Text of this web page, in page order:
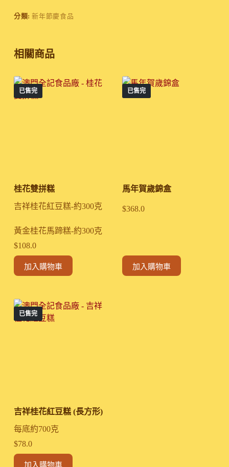
分類:新年節慶食品
相關商品
已售完
桂花雙拼糕
吉祥桂花紅豆糕-約300克
黃金桂花馬蹄糕-約300克
$108.0
加入購物車
已售完
馬年賀歲錦盒
$368.0
加入購物車
已售完
吉祥桂花紅豆糕 (長方形)
每底約700克
$78.0
加入購物車